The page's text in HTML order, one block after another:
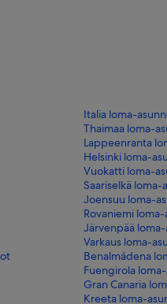
Italia loma-
Thaimaa loma-
Lappeenranta
Helsinki loma-
Vuokatti loma-
Saariselkä loma-
Joensuu loma-
Rovaniemi
Järvenpää
Varkaus loma-
Benalmádena
Fuengirola
Gran Canaria
Kreeta loma-